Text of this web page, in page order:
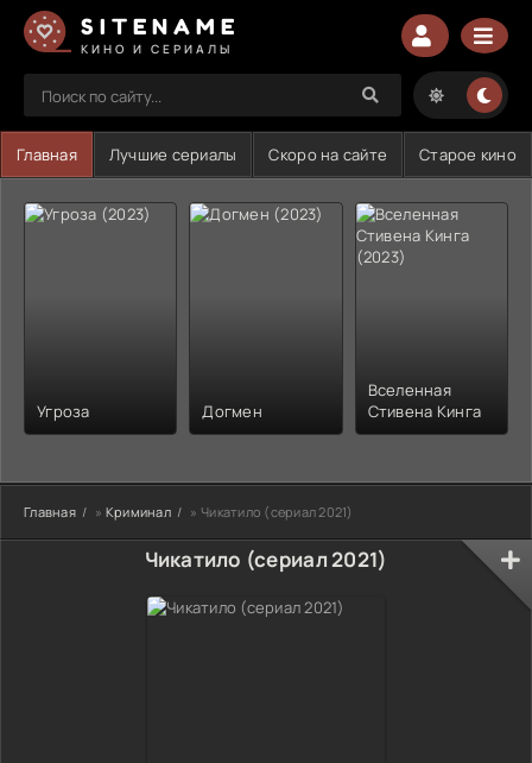
SITENAME
КИНО И СЕРИАЛЫ
Главная Лучшие сериалы Скоро на сайте Старое кино
Угроза Догмен
Вселенная
Стивена Кинга
Главная » Криминал » Чикатило (сериал 2021)
Чикатило (сериал 2021)